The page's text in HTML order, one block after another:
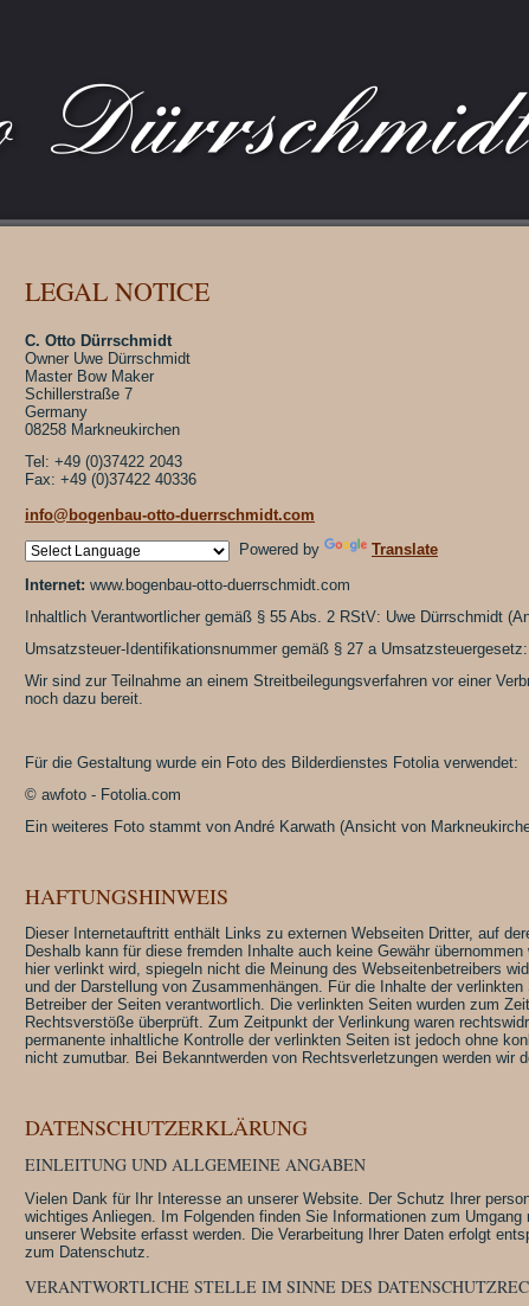
LEGAL NOTICE
C. Otto Dürrschmidt
Owner Uwe Dürrschmidt
Master Bow Maker
Schillerstraße 7
Germany
08258 Markneukirchen
Tel: +49 (0)37422 2043
Fax: +49 (0)37422 40336
info@bogenbau-otto-duerrschmidt.com
Powered by
Translate
Internet: www.bogenbau-otto-duerrschmidt.com
Inhaltlich Verantwortlicher gemäß § 55 Abs. 2 RStV: Uwe Dürrschmidt
Umsatzsteuer-Identifikationsnummer gemäß § 27 a
Wir sind zur Teilnahme an einem Streitbeilegungsverfahren vor einer
noch dazu bereit.
Für die Gestaltung wurde ein Foto des Bilderdienstes Fotolia verwendet:
© awfoto - Fotolia.com
Ein weiteres Foto stammt von André Karwath (Ansicht von
HAFTUNGSHINWEIS
Dieser Internetauftritt enthält Links zu externen Webseiten Dritter, auf
Deshalb kann für diese fremden Inhalte auch keine Gewähr
hier verlinkt wird, spiegeln nicht die Meinung des Webseitenbetreibers
und der Darstellung von Zusammenhängen. Für die Inhalte der
Betreiber der Seiten verantwortlich. Die verlinkten Seiten wurden zum
Rechtsverstöße überprüft. Zum Zeitpunkt der Verlinkung waren
permanente inhaltliche Kontrolle der verlinkten Seiten ist jedoch ohne
nicht zumutbar. Bei Bekanntwerden von Rechtsverletzungen werden wir
DATENSCHUTZERKLÄRUNG
EINLEITUNG UND ALLGEMEINE ANGABEN
Vielen Dank für Ihr Interesse an unserer Website. Der Schutz Ihrer
wichtiges Anliegen. Im Folgenden finden Sie Informationen zum
unserer Website erfasst werden. Die Verarbeitung Ihrer Daten erfolgt
zum Datenschutz.
VERANTWORTLICHE STELLE IM SINNE DES